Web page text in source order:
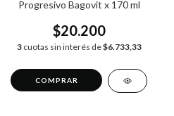
Progresivo Bagovit x 170 ml
$20.200
3 cuotas sin interés de$6.733,33